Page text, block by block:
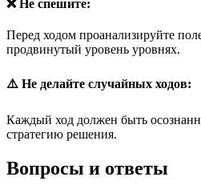
❌ Не спешите:
Перед ходом проанализируйте
продвинутый уровень уровнях.
⚠️ Не делайте случайных ходов:
Каждый ход должен быть
стратегию решения.
Вопросы и ответы